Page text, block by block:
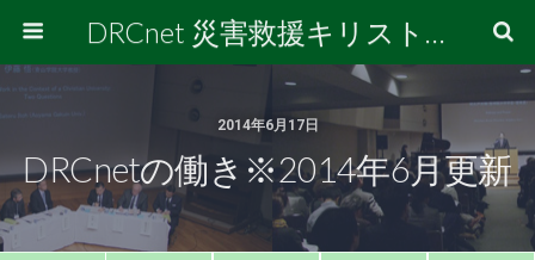
DRCnet 災害救援キリスト者連絡会
2014年6月17日
DRCnetの働き※2014年6月更新